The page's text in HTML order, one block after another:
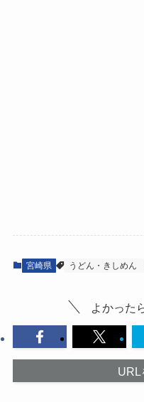
宮崎県 うどん・きしめん
よかった
URL